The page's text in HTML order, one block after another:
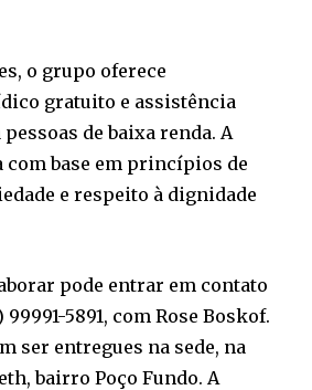
o grupo oferece
gratuito e assistência
de baixa renda. A
com base em princípios de
e respeito à dignidade
pode entrar em contato
5891, com Rose Boskof.
ser entregues na sede, na
bairro Poço Fundo. A